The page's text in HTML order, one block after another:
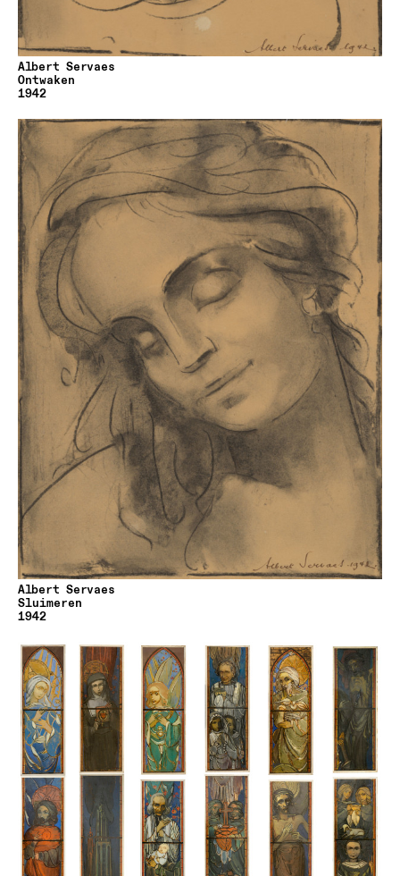
Albert Servaes
Ontwaken
1942
Albert Servaes
Sluimeren
1942